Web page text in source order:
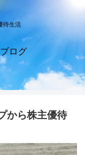
待生活
ログ
から株主優待